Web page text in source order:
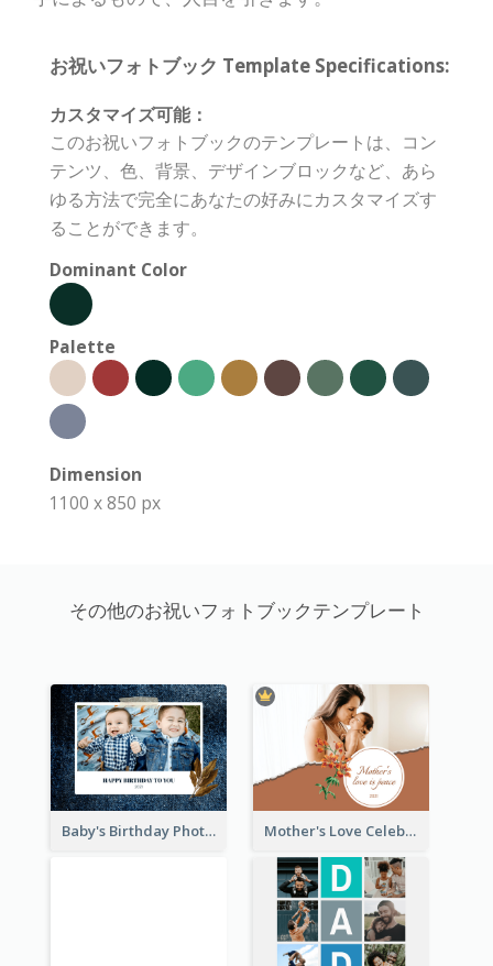
お祝いフォトブック Template Specifications:
カスタマイズ可能：
このお祝いフォトブックのテンプレートは、コン
テンツ、色、背景、デザインブロックなど、あら
ゆる方法で完全にあなたの好みにカスタマイズす
ることができます。
Dominant Color
Palette
Dimension
1100 x 850 px
その他のお祝いフォトブックテンプレート
Baby's Birthday Photo Book Mother's Love Celebration Photo Book